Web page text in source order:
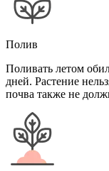
Полив
Поливать летом
дней. Растение
почва также не